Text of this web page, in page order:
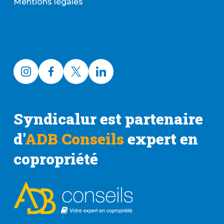
Syndicalur est partenaire
d'ADB Conseils expert en
copropriété